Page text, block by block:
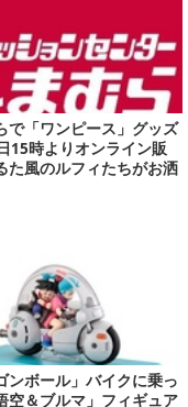
で「ワンピース」グッズ
15時よりオンライン販
た風のルフィたちがお洒
グや、チョッパーが可愛
ンボール」バイクに乗っ
空＆ブルマ」フィギュア